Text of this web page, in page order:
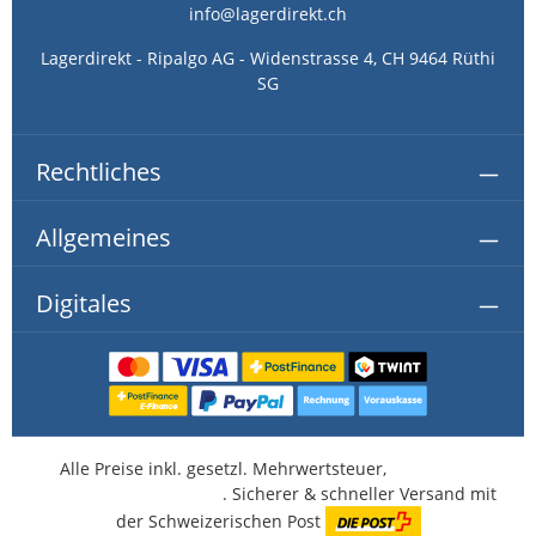
langlebige Lösung für das komfortable Befahren
info@lagerdirekt.ch
Lagerdirekt - Ripalgo AG - Widenstrasse 4, CH 9464 Rüthi
SG
Rechtliches
Allgemeines
Digitales
Alle Preise inkl. gesetzl. Mehrwertsteuer,
. Sicherer & schneller Versand mit
der Schweizerischen Post